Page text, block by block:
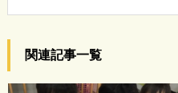
関連記事一覧